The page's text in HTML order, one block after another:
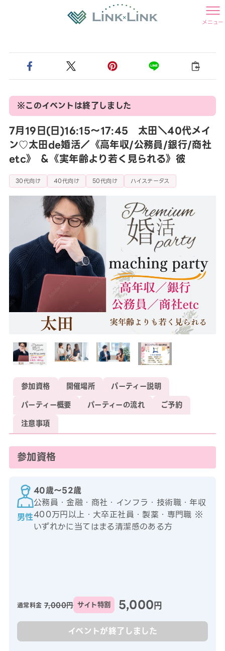
メニュー
※このイベントは終了しました
7月19日(日)16:15〜17:45 太田＼40代メイ
ン♡太田de婚活／《高年収/公務員/銀行/商社
etc》 ＆《実年齢より若く見られる》彼
30代向け 40代向け 50代向け ハイステータス
参加資格 開催場所
パーティー説明
パーティー概要
パーティーの流れ
ご予約
注意事項
参加資格
男性
40歳〜52歳
公務員・金融・商社・インフラ・技術職・年収
400万円以上・大卒正社員・製薬・専門職 ※
いずれかに当てはまる清潔感のある方
通常料金 7,000円 サイト特割 5,000円
イベントが終了しました